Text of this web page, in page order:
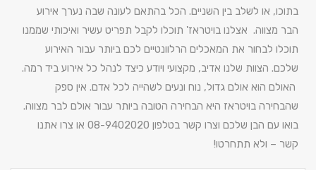
בתוכו, או לשלב בין השניים. הכל בהתאם לעונה שבה נערך אירוע
הבר מצווה. אצלנו בויטראז' תוכלו לקבל תפריט עשיר ואיכותי שממנו
תוכלו לבחור את המאכלים הרלוונטיים לכם ביותר עבור האירוע
שלכם. הצוות שלנו אדיב, מקצועי ויודע כיצד לנהל כל אירוע ביד רמה.
האולם הוא אולם גדול, נוח ונעים לשהייה לכל אדם. אין ספק
שהבחירה בויטראז היא הבחירה הטובה ביותר עבור אולם לבר מצווה.
בואו עם הבן שלכם וצרו קשר בטלפון 08-9402020 או צרו אתנו
קשר – ולא תתחרטו!